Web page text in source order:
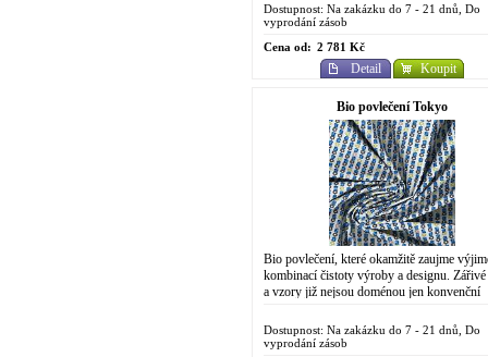
Dostupnost: Na zakázku do 7 - 21 dnů, Do
vyprodání zásob
Cena od: 2 781 Kč
Detail Koupit
Bio povlečení Tokyo
Bio povlečení, které okamžitě zaujme
kombinací čistoty výroby a designu.
a vzory již nejsou doménou jen konvenční
Dostupnost: Na zakázku do 7 - 21 dnů, Do
vyprodání zásob